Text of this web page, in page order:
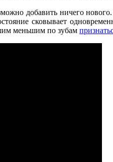
добавить ничего
сковывает
меньшим по зубам